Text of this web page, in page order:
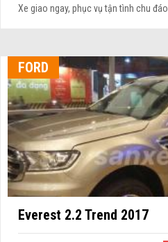
Xe giao ngay, phục vụ tận tình chu đáo
FORD
Everest 2.2 Trend 2017